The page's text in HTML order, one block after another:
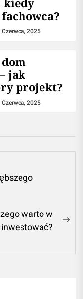
kiedy
Czerwca, 2025
dom
jak
projekt?
Czerwca, 2025
warto w